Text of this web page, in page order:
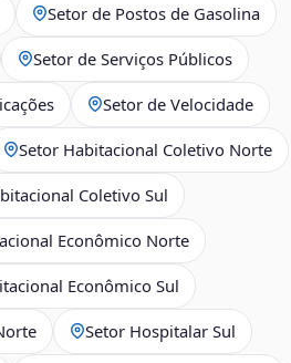
Setor de Postos de Gasolina
Setor de Serviços Públicos
Setor de Velocidade
Setor Habitacional Coletivo Norte
Coletivo Sul
Econômico Norte
Econômico Sul
Setor Hospitalar Sul